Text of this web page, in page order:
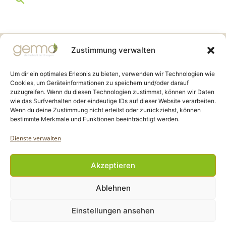
Zustimmung verwalten
Um dir ein optimales Erlebnis zu bieten, verwenden wir Technologien wie
Cookies, um Geräteinformationen zu speichern und/oder darauf
zuzugreifen. Wenn du diesen Technologien zustimmst, können wir Daten
wie das Surfverhalten oder eindeutige IDs auf dieser Website verarbeiten.
Wenn du deine Zustimmung nicht erteilst oder zurückziehst, können
bestimmte Merkmale und Funktionen beeinträchtigt werden.
Dienste verwalten
Akzeptieren
Ablehnen
Einstellungen ansehen
Gemmo Community
Birkenstr. 7
CH-6003 Luzern
info@gemmo.de
info@gemmo-community.at
Copyright Gemmo Community |